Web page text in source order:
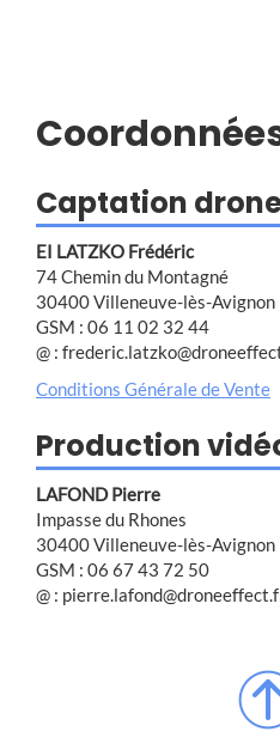
Captation
EI LATZKO Frédéric
74 Chemin du Montagné
30400 Villeneuve-lès-Avignon
GSM : 06 11 02 32 44
@ :
Conditions Générale de Vente
Production
LAFOND Pierre
Impasse du Rhones
30400 Villeneuve-lès-Avignon
GSM : 06 67 43 72 50
@ :